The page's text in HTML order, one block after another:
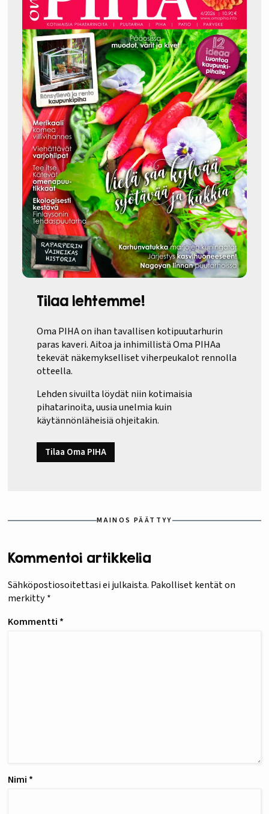
Tilaa lehtemme!
Oma PIHA on ihan tavallisen kotipuutarhurin
paras kaveri. Aitoa ja inhimillistä Oma PIHAa
tekevät näkemykselliset viherpeukalot rennolla
otteella.
Lehden sivuilta löydät niin kotimaisia
pihatarinoita, uusia unelmia kuin
käytännönläheisiä ohjeitakin.
Tilaa Oma PIHA
MAINOS PÄÄTTYY
Kommentoi artikkelia
Sähköpostiosoitettasi ei julkaista. Pakolliset kentät on
merkitty*
Kommentti *
Nimi *